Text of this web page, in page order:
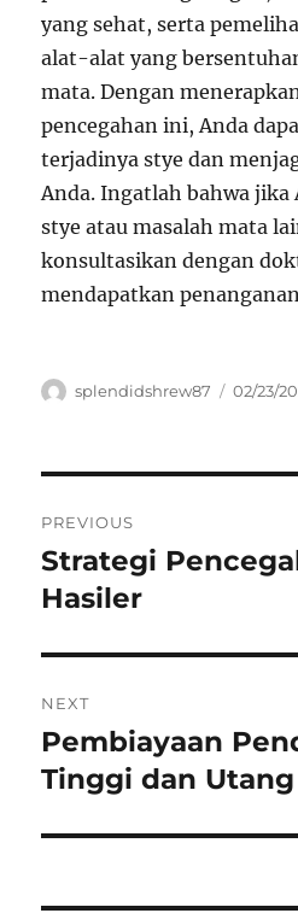
yang sehat, serta
alat-alat yang
mata. Dengan
pencegahan ini, Anda
terjadinya stye dan
Anda. Ingatlah bahwa jika
stye atau masalah mata
konsultasikan dengan
mendapatkan
Author
splendidshrew87
Posted
02/23/
pos
PREVIOUS
Previous
post:
Strategi
Hasiler
NEXT
Next
post:
Pembiayaan
Tinggi dan